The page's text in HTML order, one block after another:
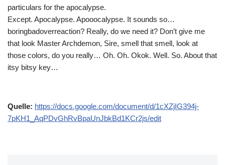
particulars for the apocalypse.
Except. Apocalypse. Apooocalypse. It sounds so…
boringbadoverreaction? Really, do we need it? Don’t give me
that look Master Archdemon, Sire, smell that smell, look at
those colors, do you really… Oh. Oh. Okok. Well. So. About that
itsy bitsy key…
Quelle: https://docs.google.com/document/d/1cXZjIG394j-
7pKH1_AqPDvGhRvBpaUnJbkBd1KCr2js/edit